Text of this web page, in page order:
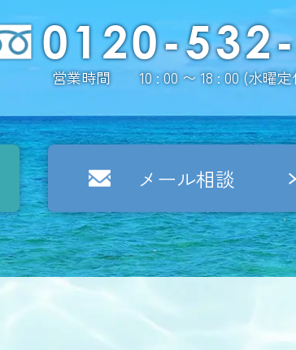
0120-
営業時間 10 : 00 〜 18 : 00 (水曜定
メール相談